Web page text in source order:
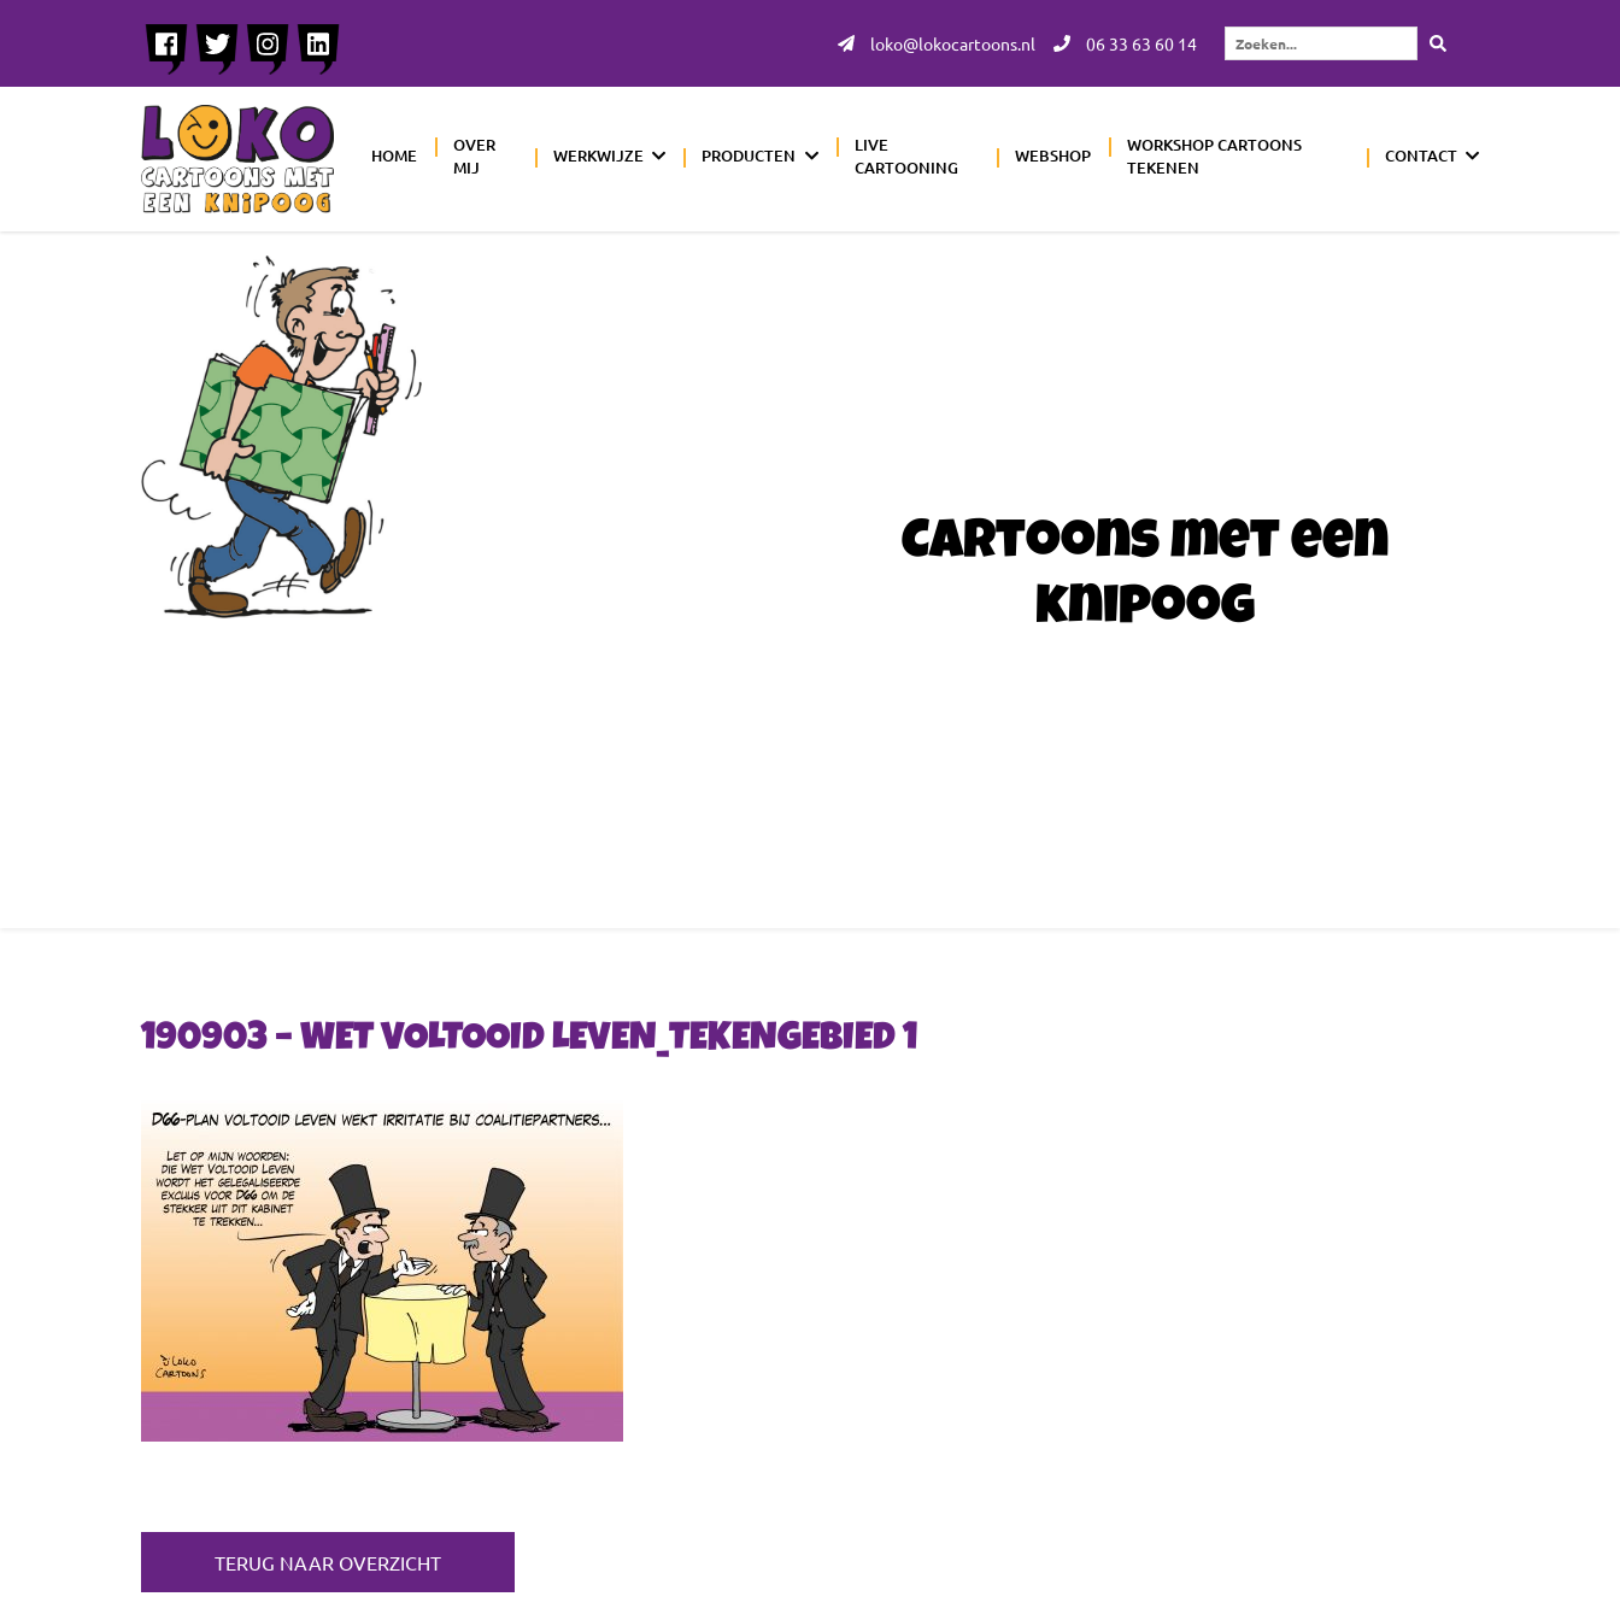
loko@lokocartoons.nl 06 33 63 60 14
Zoeken...
HOME
OVER
MIJ
WERKWIJZE PRODUCTEN
LIVE
CARTOONING
WEBSHOP
WORKSHOP CARTOONS
TEKENEN
CONTACT
Cartoons met een
knipoog
190903 – WET VOLTOOID LEVEN_TEKENGEBIED 1
TERUG NAAR OVERZICHT